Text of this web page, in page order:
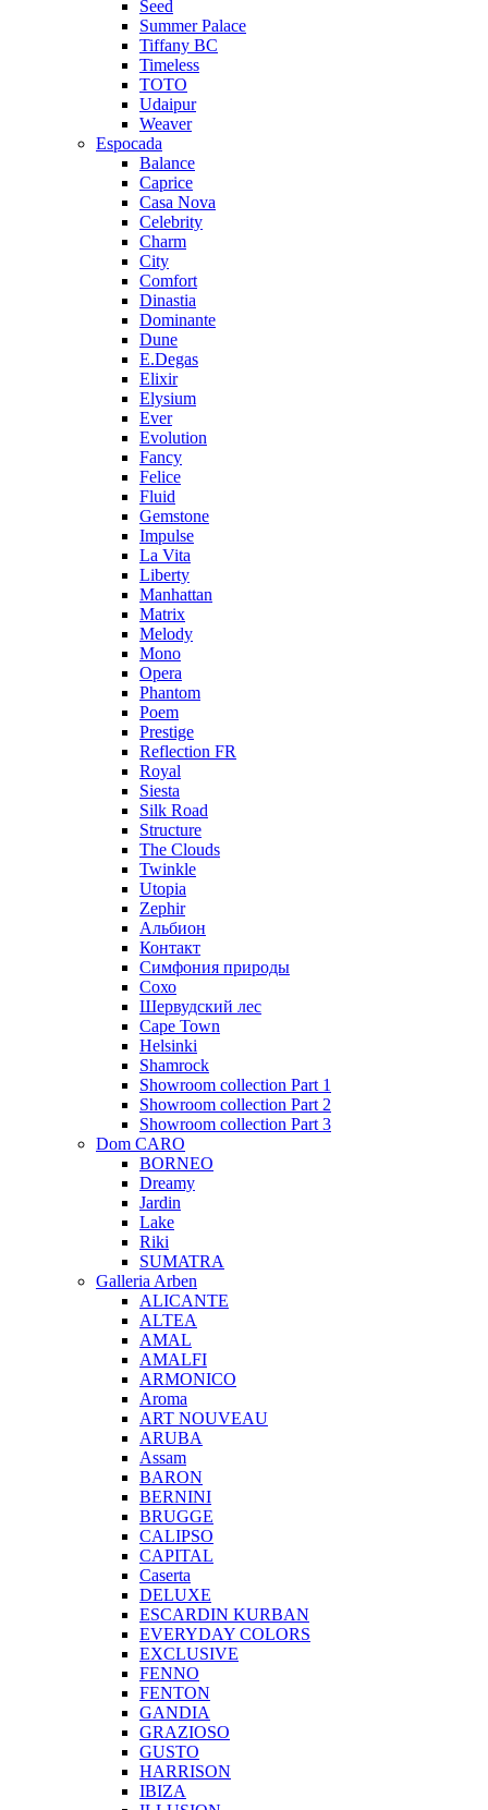
Seed
Summer Palace
Tiffany BC
Timeless
TOTO
Udaipur
Weaver
Espocada
Balance
Caprice
Casa Nova
Celebrity
Charm
City
Comfort
Dinastia
Dominante
Dune
E.Degas
Elixir
Elysium
Ever
Evolution
Fancy
Felice
Fluid
Gemstone
Impulse
La Vita
Liberty
Manhattan
Matrix
Melody
Mono
Opera
Phantom
Poem
Prestige
Reflection FR
Royal
Siesta
Silk Road
Structure
The Clouds
Twinkle
Utopia
Zephir
Альбион
Контакт
Симфония природы
Сохо
Шервудский лес
Cape Town
Helsinki
Shamrock
Showroom collection Part 1
Showroom collection Part 2
Showroom collection Part 3
Dom CARO
BORNEO
Dreamy
Jardin
Lake
Riki
SUMATRA
Galleria Arben
ALICANTE
ALTEA
AMAL
AMALFI
ARMONICO
Aroma
ART NOUVEAU
ARUBA
Assam
BARON
BERNINI
BRUGGE
CALIPSO
CAPITAL
Caserta
DELUXE
ESCARDIN KURBAN
EVERYDAY COLORS
EXCLUSIVE
FENNO
FENTON
GANDIA
GRAZIOSO
GUSTO
HARRISON
IBIZA